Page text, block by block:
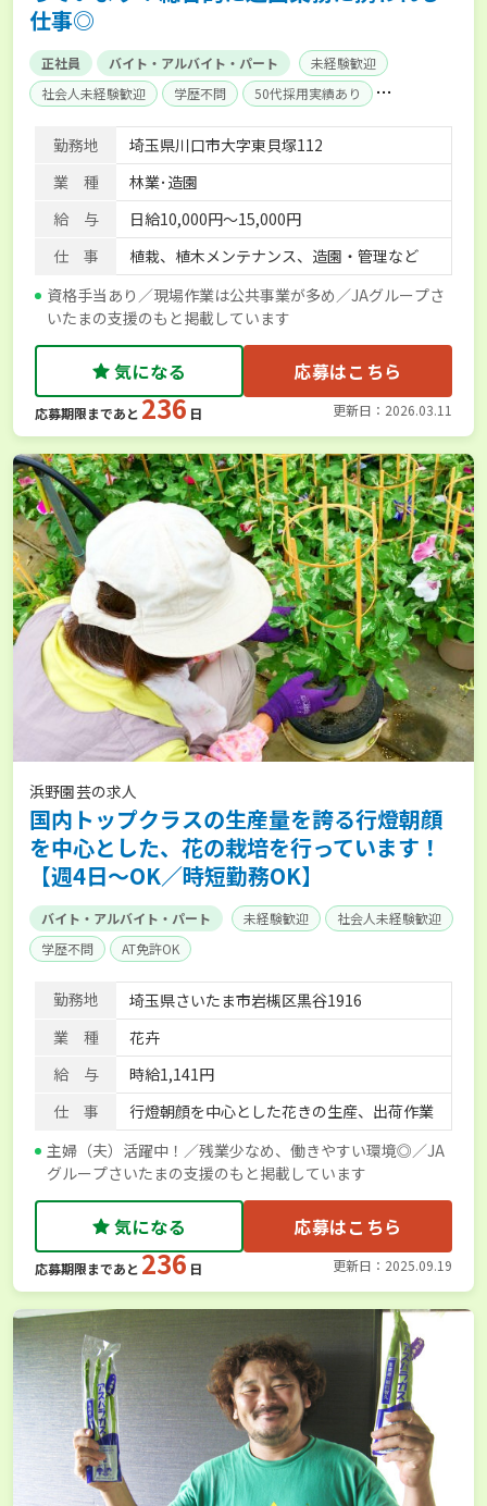
仕事◎
正社員 バイト・アルバイト・パート
未経験歓迎
社会人未経験歓迎
学歴不問
50代採用実績あり
内定まで最短1週間
残業月20時間以内
賞与実績あり
経験者優遇
社会保険完備
勤務地
埼玉県川口市大字東貝塚112
業 種
林業･造園
給 与
日給10,000円～15,000円
仕 事
植栽、植木メンテナンス、造園・管理など
資格手当あり／現場作業は公共事業が多め／JAグループさ
いたまの支援のもと掲載しています
気になる 応募はこちら
応募期限まであと 236 日 更新日：2026.03.11
浜野園芸の求人
国内トップクラスの生産量を誇る行燈朝顔
を中心とした、花の栽培を行っています！
【週4日～OK／時短勤務OK】
バイト・アルバイト・パート 未経験歓迎
社会人未経験歓迎
学歴不問
AT免許OK
勤務地
埼玉県さいたま市岩槻区黒谷1916
業 種
花卉
給 与
時給1,141円
仕 事
行燈朝顔を中心とした花きの生産、出荷作業
主婦（夫）活躍中！／残業少なめ、働きやすい環境◎／JA
グループさいたまの支援のもと掲載しています
気になる 応募はこちら
応募期限まであと 236 日 更新日：2025.09.19